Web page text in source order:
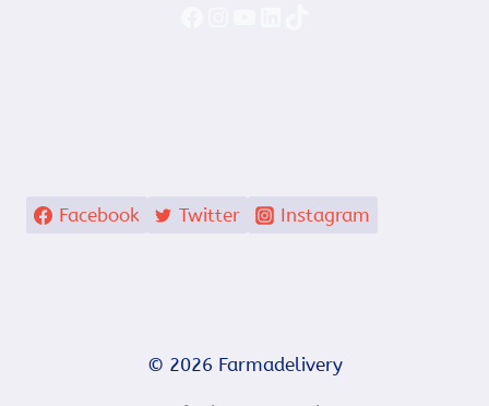
Facebook Twitter Instagram
© 2026 Farmadelivery